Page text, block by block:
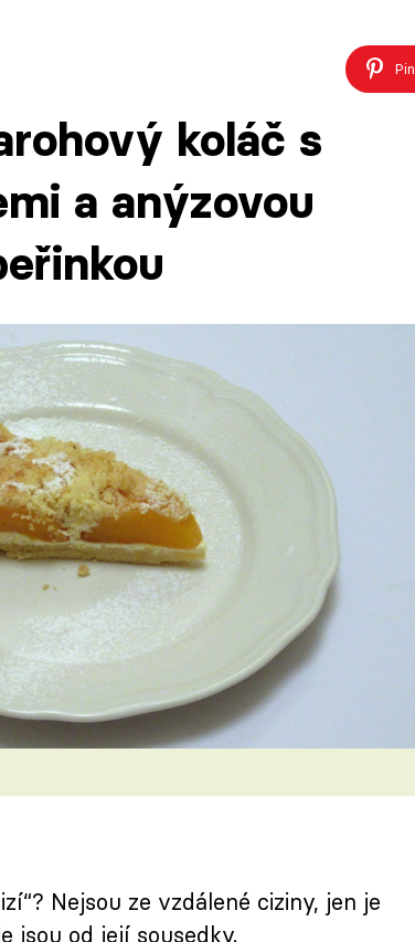
koláč s
a anýzovou
Nejsou ze vzdálené ciziny, jen je
jsou od její sousedky.